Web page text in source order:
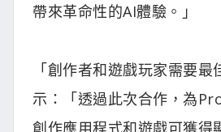
帶來革命性的AI體驗。」
「創作者和遊戲玩家需要
示：「透過此次合作，為
創作應用程式和遊戲可獲得